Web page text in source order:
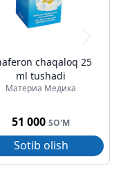
chaqaloq 25
ml tushadi
Материа Медика
51 000 SO'M
Sotib olish